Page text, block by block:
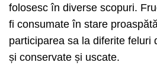
folosesc în diverse scopuri.
fi consumate în stare
participarea sa la diferite feluri
și conservate și uscate.